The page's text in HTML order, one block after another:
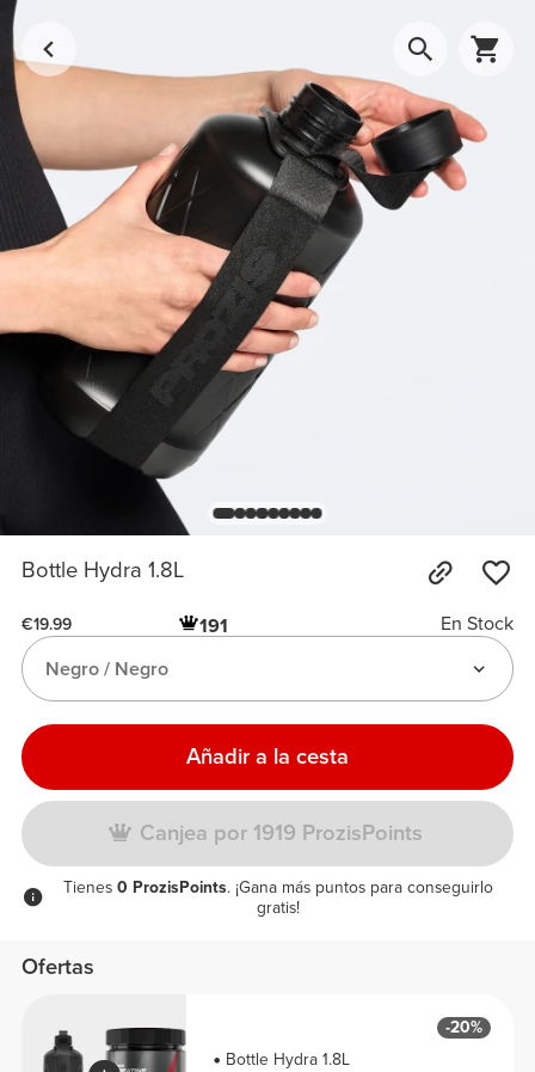
Bottle Hydra 1.8L
€19.99 191
En Stock
Negro / Negro
Añadir a la cesta
Canjea por 1919 ProzisPoints
Tienes0 ProzisPoints. ¡Gana más puntos para conseguirlo
gratis!
Ofertas
Bottle Hydra 1.8L
-20%